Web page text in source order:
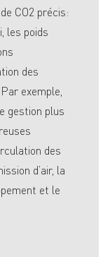
CO2 précis:
les poids
des
exemple,
gestion plus
des
d’air, la
et le